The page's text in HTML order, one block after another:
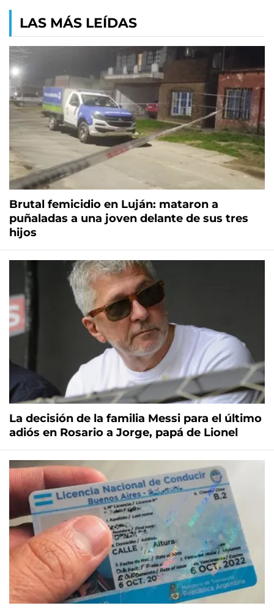
LAS MÁS LEÍDAS
Brutal femicidio en Luján: mataron a
puñaladas a una joven delante de sus tres
hijos
La decisión de la familia Messi para el último
adiós en Rosario a Jorge, papá de Lionel